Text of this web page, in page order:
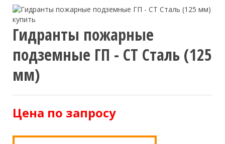
Гидранты пожарные
подземные ГП - СТ Сталь (125
мм)
Цена по запросу